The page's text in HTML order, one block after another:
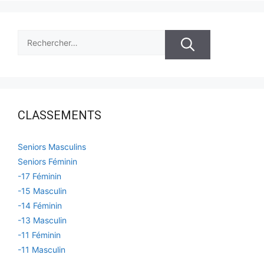
CLASSEMENTS
Seniors Masculins
Seniors Féminin
-17 Féminin
-15 Masculin
-14 Féminin
-13 Masculin
-11 Féminin
-11 Masculin